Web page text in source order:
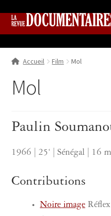
Aller
navigation
Aller
Qui sommes nous ?
Collection
Boutique
Accueil Film Mol
Mol
Paulin
1966 | 25‘ | Sénégal | 16
Contributions
Noire image